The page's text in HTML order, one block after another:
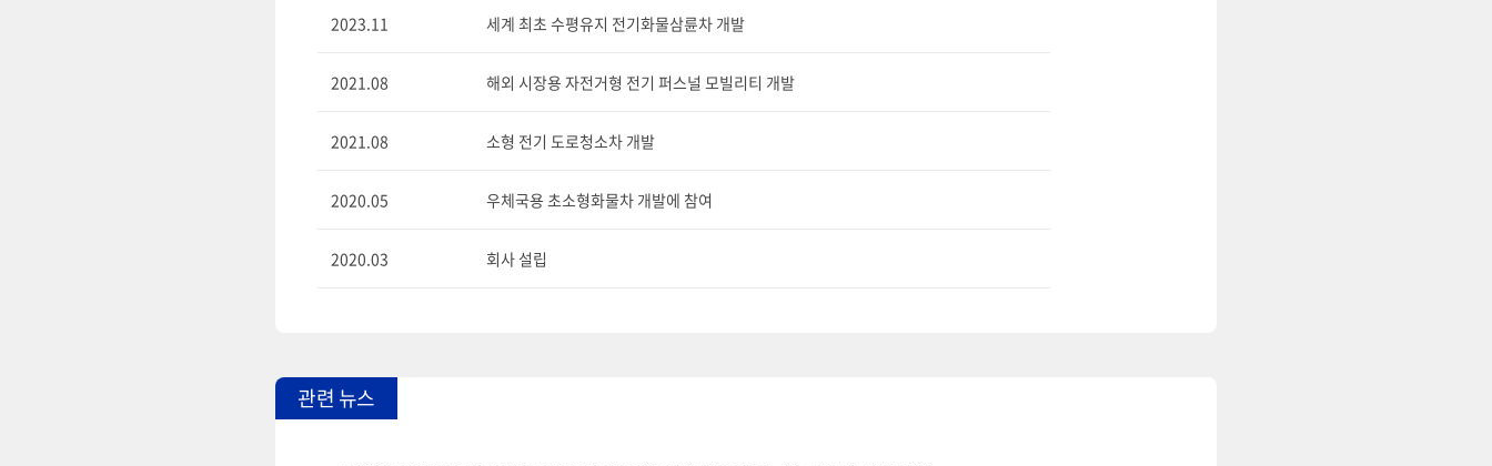
2023.11 세계 최초 수평유지 전기화물삼륜차 개발
2021.08 해외 시장용 자전거형 전기 퍼스널 모빌리티 개발
2021.08 소형 전기 도로청소차 개발
2020.05 우체국용 초소형화물차 개발에 참여
2020.03 회사 설립
관련 뉴스